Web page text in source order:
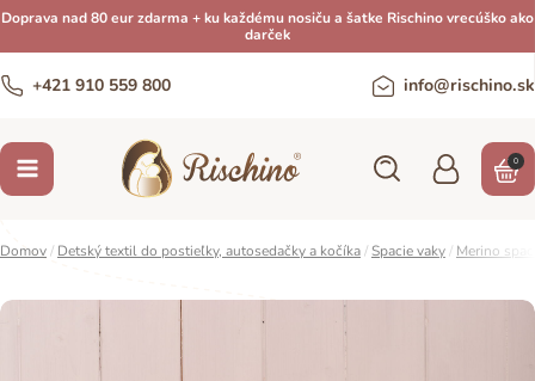
Doprava nad 80 eur zdarma + ku každému nosiču a šatke Rischino vrecúško ako
darček
+421 910 559 800 info@rischino.sk
0
Domov/ Detský textil do postieľky, autosedačky a kočíka/ Spacie vaky/ Merino